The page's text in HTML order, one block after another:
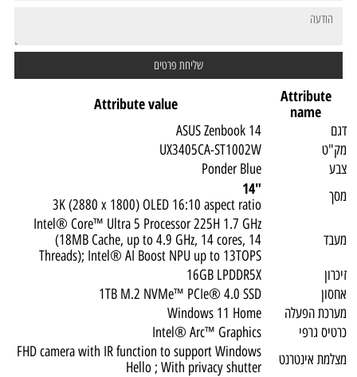
Attribute
name
Attribute value
דגם
ASUS Zenbook 14
מק"ט
UX3405CA-ST1002W
צבע
Ponder Blue
מסך
"14
3K (2880 x 1800) OLED 16:10 aspect ratio
מעבד
Intel® Core™ Ultra 5 Processor 225H 1.7 GHz
(18MB Cache, up to 4.9 GHz, 14 cores, 14
Threads); Intel® AI Boost NPU up to 13TOPS
זיכרון
16GB LPDDR5X
אחסון
1TB M.2 NVMe™ PCIe® 4.0 SSD
מערכת הפעלה
Windows 11 Home
כרטיס גרפי
Intel® Arc™ Graphics
מצלמת אינטרנט
FHD camera with IR function to support Windows
Hello ; With privacy shutter